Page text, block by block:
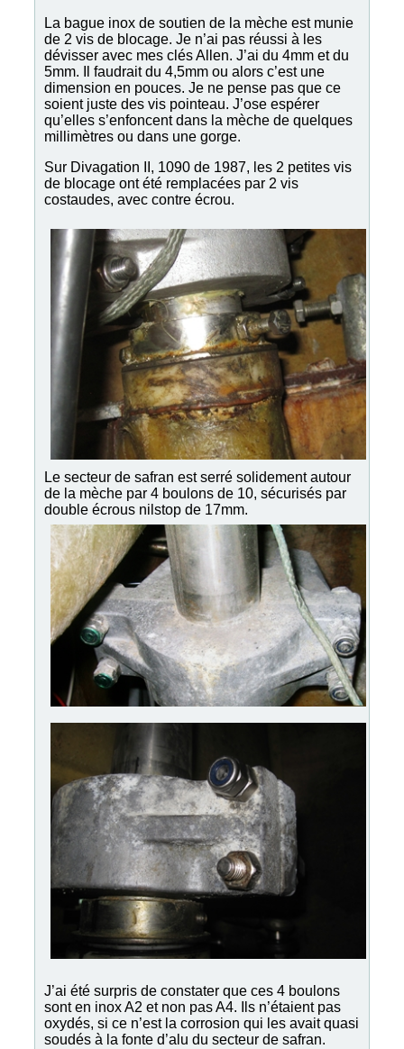
La bague inox de soutien de la mèche est munie
de 2 vis de blocage. Je n’ai pas réussi à les
dévisser avec mes clés Allen. J’ai du 4mm et du
5mm. Il faudrait du 4,5mm ou alors c’est une
dimension en pouces. Je ne pense pas que ce
soient juste des vis pointeau. J’ose espérer
qu’elles s’enfoncent dans la mèche de quelques
millimètres ou dans une gorge.
Sur Divagation II, 1090 de 1987, les 2 petites vis
de blocage ont été remplacées par 2 vis
costaudes, avec contre écrou.
Le secteur de safran est serré solidement autour
de la mèche par 4 boulons de 10, sécurisés par
double écrous nilstop de 17mm.
J’ai été surpris de constater que ces 4 boulons
sont en inox A2 et non pas A4. Ils n’étaient pas
oxydés, si ce n’est la corrosion qui les avait quasi
soudés à la fonte d’alu du secteur de safran.